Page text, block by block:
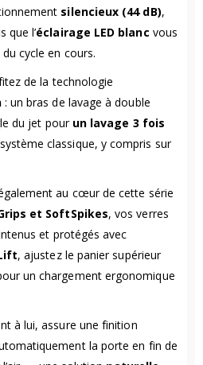
silencieux (44 dB),
que l’éclairage LED blanc vous
cycle en cours.
de la technologie
: un bras de lavage à double
du jet pour un lavage 3 fois
système classique, y compris sur
au cœur de cette série
et SoftSpikes, vos verres
et protégés avec
, ajustez le panier supérieur
un chargement ergonomique
à lui, assure une finition
la porte en fin de